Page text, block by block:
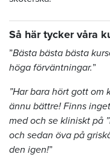
Så här tycker våra
”Bästa bästa bästa
höga förväntningar.”
”Har bara hört gott om
ännu bättre! Finns
med och se kliniskt på
och sedan öva på
den igen!”